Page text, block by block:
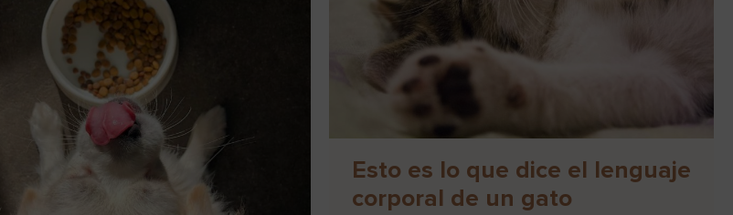
Esto es lo que dice el lenguaje
corporal de un gato